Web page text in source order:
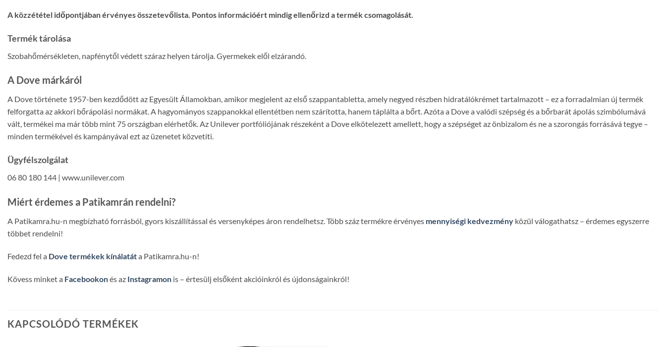
A közzététel időpontjában érvényes összetevőlista. Pontos információért mindig ellenőrizd a termék csomagolását.
Termék tárolása
Szobahőmérsékleten, napfénytől védett száraz helyen tárolja. Gyermekek elől elzárandó.
A Dove márkáról
A Dove története 1957-ben kezdődött az Egyesült Államokban, amikor megjelent az első szappantabletta, amely negyed részben hidratálókrémet tartalmazott – ez a forradalmian új termék
felforgatta az akkori bőrápolási normákat. A hagyományos szappanokkal ellentétben nem szárította, hanem táplálta a bőrt. Azóta a Dove a valódi szépség és a bőrbarát ápolás szimbólumává
vált, termékei ma már több mint 75 országban elérhetők. Az Unilever portfóliójának részeként a Dove elkötelezett amellett, hogy a szépséget az önbizalom és ne a szorongás forrásává tegye –
minden termékével és kampányával ezt az üzenetet közvetíti.
Ügyfélszolgálat
06 80 180 144 | www.unilever.com
Miért érdemes a Patikamrán rendelni?
A Patikamra.hu-n megbízható forrásból, gyors kiszállítással és versenyképes áron rendelhetsz. Több száz termékre érvényes mennyiségi kedvezmény közül válogathatsz – érdemes egyszerre
többet rendelni!
Fedezd fel a Dove termékek kínálatáta Patikamra.hu-n!
Kövess minket a Facebookonés az Instagramon is – értesülj elsőként akcióinkról és újdonságainkról!
KAPCSOLÓDÓ TERMÉKEK